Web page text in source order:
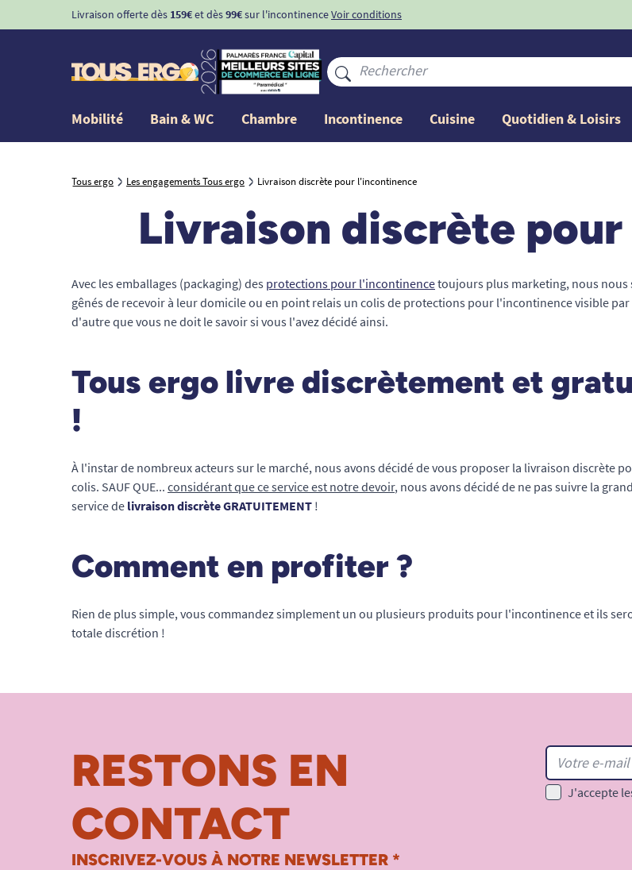
Livraison offerte dès 159€et dès99€sur l'incontinenceVoir conditions
Mobilité Bain & WC Chambre Incontinence Cuisine Quotidien & Loisirs
Tous ergo Les engagements Tous ergo Livraison discrète pour l'incontinence
Livraison discrète
Avec les emballages (packaging) des protections pour l'incontinencetoujours plus marketing, nous nous
gênés de recevoir à leur domicile ou en point relais un colis de protections pour l'incontinence visible par
d'autre que vous ne doit le savoir si vous l'avez décidé ainsi.
Tous ergo livre discrètement et
!
À l'instar de nombreux acteurs sur le marché, nous avons décidé de vous proposer la livraison discrète
colis. SAUF QUE... considérant que ce service est notre devoir, nous avons décidé de ne pas suivre la
service de livraison discrète GRATUITEMENT !
Comment en profiter ?
Rien de plus simple, vous commandez simplement un ou plusieurs produits pour l'incontinence et ils
totale discrétion !
RESTONS EN
CONTACT
INSCRIVEZ-VOUS À NOTRE NEWSLETTER *
J'accepte